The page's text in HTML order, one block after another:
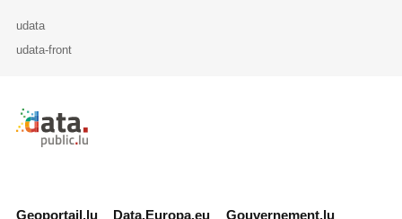
udata
udata-front
Retour à l'accueil de data.public.lu
Geoportail.lu Data.Europa.eu Gouvernement.lu